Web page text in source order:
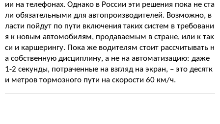
ии на телефонах. Однако в России эти решения пока не ста
ли обязательными для автопроизводителей. Возможно, в
ласти пойдут по пути включения таких систем в требовани
я к новым автомобилям, продаваемым в стране, или к так
си и каршерингу. Пока же водителям стоит рассчитывать н
а собственную дисциплину, а не на автоматизацию: даже
1-2 секунды, потраченные на взгляд на экран, – это десятк
и метров тормозного пути на скорости 60 км/ч.